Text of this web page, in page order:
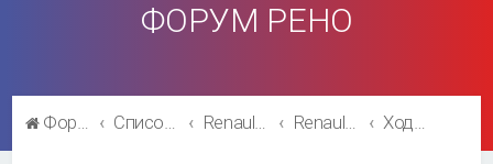
ФОРУМ РЕНО
Форум Рено Список форумов Renault Fluence Renault Fluence Ходовая,управление,тормоза